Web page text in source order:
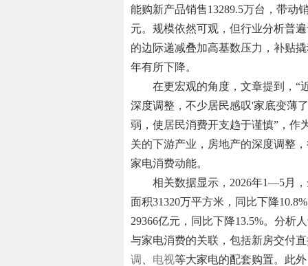
能购新产品销售13289.5万台，带动
元。规模依然可观，但行业分析普
的边际递减叠加高基数压力，补贴
年有所下降。
在更宏观的角度，文章提到，“
深度调整，不少居民感叹'家底变薄
弱，使居民消费开支趋于谨慎”，作
关的下游产业，房地产的深度调整
家电消费动能。
相关数据显示，2026年1—5月
面积31320万平方米，同比下降
29366亿元，同比下降13.5%。分析
与家电消费的关联，包括新房交付
调
电视等大家电的配套购置。此